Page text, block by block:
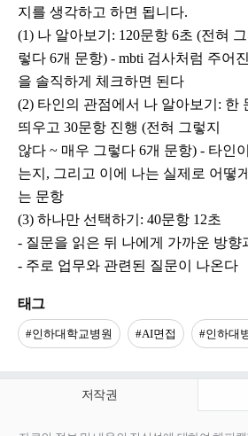
지를 생각하고 하면 됩니다.
(1) 나 알아보기: 120문항 6초 (전혀
렇다 6개 문항) - mbti 검사처럼 주어
을 솔직하게 체크하면 된다
(2) 타인의 관점에서 나 알아보기: 한
띄우고 30문항 진행 (전혀 그렇지
않다 ~ 매우 그렇다 6개 문항) - 타인
는지, 그리고 이에 나는 실제로 어떻
는 문항
(3) 하나만 선택하기: 40문항 12초
- 질문을 읽은 뒤 나에게 가까운 방향
- 주로 업무와 관련된 질문이 나온다
태그
#인하대학교병원 #AI면접 #인하대
저작권